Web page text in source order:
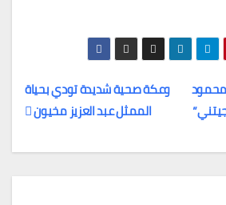
وعكة صحية شديدة تودي بحياة
الممثل عبد العزيز مخيون
محمود